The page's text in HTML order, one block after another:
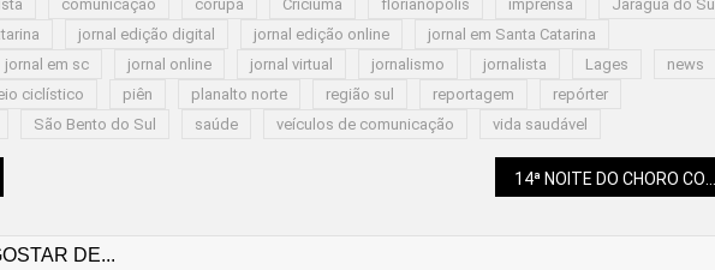
comunicação corupá Criciúma florianópolis imprensa
Jaraguá do Sul
jornal edição digital jornal edição online
jornal em Santa Catarina
jornal em sc jornal online jornal virtual jornalismo jornalista Lages
news
ciclístico piên planalto norte região sul reportagem
repórter
São Bento do Sul saúde veículos de comunicação vida saudável
DE...